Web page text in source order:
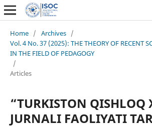
Home / Archives /
Vol. 4 No. 37 (2025): THE THEORY OF RECENT
IN THE FIELD OF PEDAGOGY
/
Articles
“TURKISTON QISHLOQ
JURNALI FAOLIYATI